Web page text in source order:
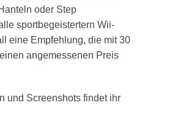
oder Step
sportbegeistertern Wii-
eine Empfehlung, die mit 30
angemessenen Preis
und Screenshots findet ihr